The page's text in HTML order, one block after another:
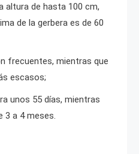
altura de hasta 100 cm,
de la gerbera es de 60
frecuentes, mientras que
escasos;
unos 55 días, mientras
3 a 4 meses.